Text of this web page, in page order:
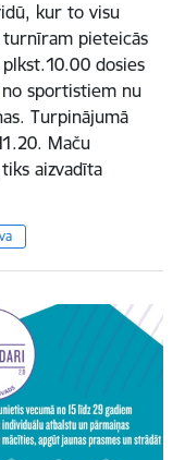
kur to visu
pieteicās
dosies
no sportistiem nu
Turpinājumā
Maču
aizvadīta